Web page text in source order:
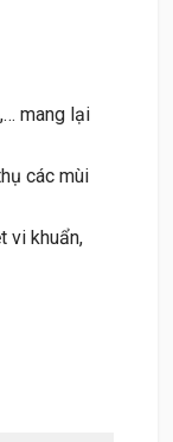
mang lại
các mùi
vi khuẩn,